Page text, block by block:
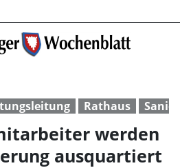
Rathaus
werden
ausquartiert